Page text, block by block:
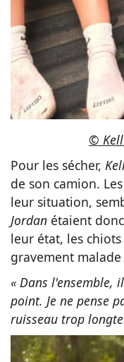
©
Pour les sécher,
de son camion.
leur situation,
Jordan étaient
leur état, les
gravement
« Dans l'ensemble,
point. Je ne pense
ruisseau trop